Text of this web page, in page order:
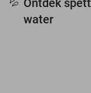
💦
water